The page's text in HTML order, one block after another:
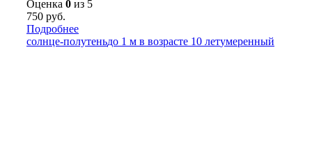
Оценка 0 из 5
750 руб.
Подробнее
солнце-полутеньдо 1 м в возрасте 10 летумеренный